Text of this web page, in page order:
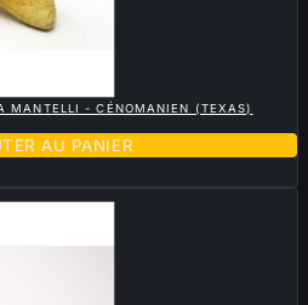
MANTELLI - CÉNOMANIEN (TEXAS)
AU PANIER